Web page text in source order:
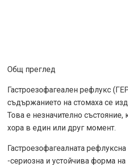
Общ преглед
Гастроезофагеален рефлукс
съдържанието на стомаха се
Това е незначително състояние,
хора в един или друг момент.
Гастроезофагеалната
-сериозна и устойчива форма